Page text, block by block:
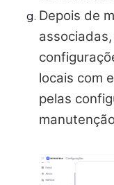
Depois de
locais com
pelas